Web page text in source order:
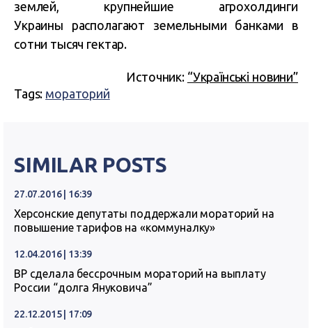
землей, крупнейшие агрохолдинги
Украины располагают земельными банками в
сотни тысяч гектар.
Источник: “Українські новини”
Tags: мораторий
SIMILAR POSTS
27.07.2016 | 16:39
Херсонские депутаты поддержали мораторий на
повышение тарифов на «коммуналку»
12.04.2016 | 13:39
ВР сделала бессрочным мораторий на выплату
России “долга Януковича”
22.12.2015 | 17:09